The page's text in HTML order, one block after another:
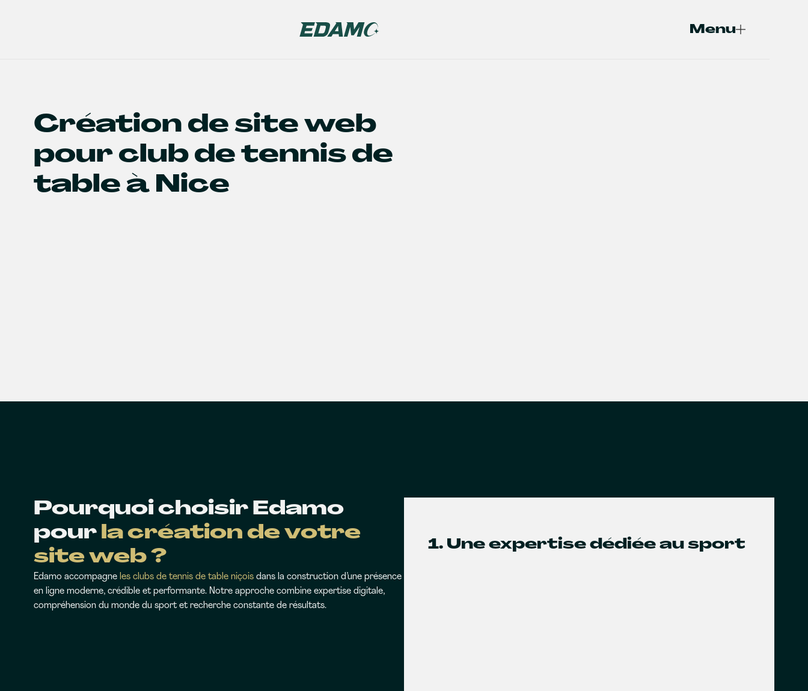
Menu
Création de site web
pour club de tennis de
table à Nice
Pourquoi choisir Edamo
pour la création de votre
site web ?
Edamo accompagne les clubs de tennis de table niçois dans la construction d’une présence
en ligne moderne, crédible et performante. Notre approche combine expertise digitale,
compréhension du monde du sport et recherche constante de résultats.
1. Une expertise dédiée au sport